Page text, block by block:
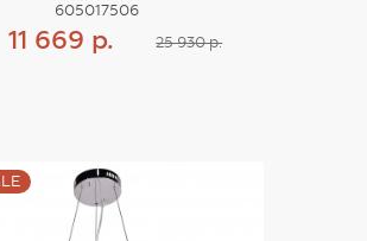
605017506
11 669 р.
25 930 р.